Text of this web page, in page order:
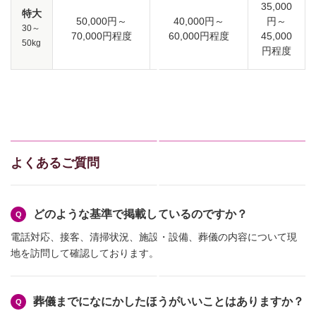
特大
30～
50kg
50,000円～
70,000円程度
40,000円～
60,000円程度
35,000
円～
45,000
円程度
よくあるご質問
どのような基準で掲載しているのですか？
電話対応、接客、清掃状況、施設・設備、葬儀の内容について現
地を訪問して確認しております。
葬儀までになにかしたほうがいいことはありますか？